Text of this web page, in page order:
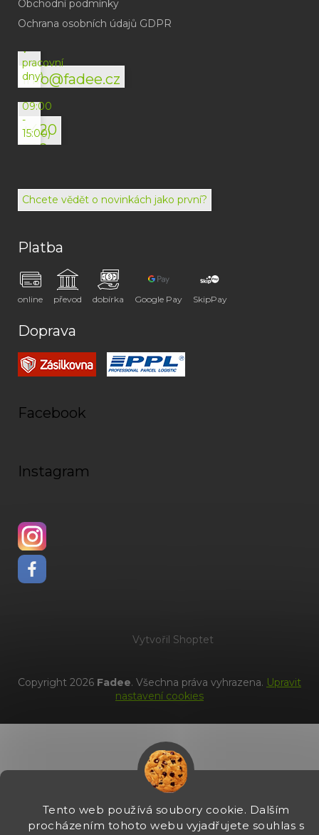
Tento web používá soubory cookie. Dalším
procházením tohoto webu vyjadřujete souhlas s
Obchodní podmínky
Ochrana osobních údajů GDPR
info@fadee.cz
(odpověď
do
v
pracovní
dny)
+420
792
072
(Po-
09:00
-
15:00)
Chcete vědět o novinkách jako první?
Platba
online převod dobírka Google Pay SkipPay
Doprava
Facebook
Instagram
Vytvořil Shoptet
Copyright 2026 Fadee. Všechna práva vyhrazena. Upravit
nastavení cookies